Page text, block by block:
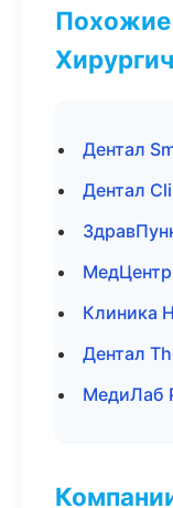
Похожие
Дентал
Дентал
Клиника
Дентал
МедиЛаб